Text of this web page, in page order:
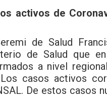
activos de
de Salud
de Salud que
a nivel
casos activos
De estos casos